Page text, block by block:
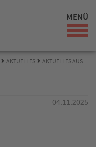
MENÜ
AKTUELLES
AKTUELLES AUS
04.11.2025